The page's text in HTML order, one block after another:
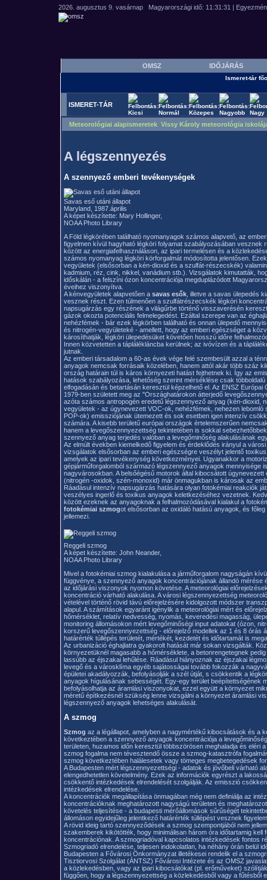
OMSZ IDŐJÁRÁS
Ismeret-tár
ISMERET-TÁR
Meteorológiai alapismeretek Vissy Károly meteorológia
A légszennyezés
A szennyező emberi tevékenységek
Savas eső utáni állapot
Maryland, 1987.április
A képet készítette: Mary Hollinger,
NOAA Photo Library
A Föld légkörében található nyomanyagok számos alapvető, az
figyelmen kívül hagyható légköri folyamat szabályozásában vesznek
között az energiafelhasználáson, az ipari termelésen és a
számos nyomanyag légköri körforgalmát módosította jelentősen.
vegyületek (elsősorban a kén-dioxid és a szulfát-részecskék)
kadmium, réz, cink, nikkel, vanádium stb.). Vizsgálatok kimutatták,
időskálán - a felszíni ózon koncentrációja megduplázódott
éveihez viszonyítva.
A kénvegyületek alapvetően a savas esők, illetve a savas ülepedés
vesznek részt. Ezen túlmenően a szulfátrészecskék légköri
napsugárzás egy részének a világűrbe történő visszaverésén
gázok okozta potenciális felmelegedést. Ezáltal szerepe van az
nehézfémek - bár ezek légkörben található és onnan ülepedő
és nitrogén-vegyületeké - amellett, hogy az emberi egészséget a
károsíthatják, légköri ülepedésüket követően hosszú időre
Innen közvetetten a táplálékláncba kerülnek; az ivóvízen és a
jutnak.
Az emberi társadalom a 60-as évek vége felé szembesült azzal a
anyagok nemcsak forrásaik közelében, hanem attól akár több száz
ország határain túl is káros környezeti hatást fejthetnek ki. Így az
hatások szabályozása, lehetőség szerint mérséklése csak
elfogadásán és betartásán keresztül képzelhető el. Az ENSZ Európai
1979-ben született meg az "Országhatárokon átterjedő
azóta számos antropogén eredetű légszennyező anyag (kén-dioxid,
vegyületek - az úgynevezett VOC-ok, nehézfémek, nehezen
POP-ok) emissziójának ütemezett és sok esetben igen intenzív
számára. A kisebb területű európai országok értelemszerűen
hanem a levegőszennyezettség tekintetében is sokkal
szennyező anyag terjedés valóban a levegőminőség alakulásának
Az elmúlt években kiemelkedő figyelem és érdeklődés irányul a
vizsgálatok elsősorban az emberi egészségre veszélyt jelentő
amelyek az ipari tevékenység következményei. Ugyanakkor a
gépjárműforgalomból származó légszennyező anyagok mennyisége
nagyvárosokban. A belsőégésű motorok által kibocsátott
(nitrogén -oxidok, szén-monoxid) már önmagukban is károsak az
Ráadásul intenzív napsugárzás hatására olyan fotokémiai reakciók
veszélyes ingerlő és toxikus anyagok keletkezéséhez vezetnek.
között ezeknek az anyagoknak a felhalmozódásával kialakul a
fotokémiai szmogot elsősorban az oxidáló hatású anyagok, és
jellemezi.
Reggeli szmog
A képet készítette: John Neander,
NOAA Photo Library
Mivel a fotokémiai szmog kialakulása a járműforgalom nagyságán
függvénye, a szennyező anyagok koncentrációjának állandó mérése
az időjárási viszonyok nyomon követése. A meteorológiai
koncentráció várható alakulása. A városi légszennyezettség
vételével történő rövid távú előrejelzésére kidolgozott módszer
alapul. A számítások egyaránt igénylik a meteorológiai mért és
hőmérséklet, relatív nedvesség, nyomás, keveredési magasság,
monitoring állomásokon mért levegőminőségi input adatokat (ózon,
korszerű levegőszennyezettség - előrejelző modellek az 1 és 8 órás
határérték túllépés területét, mértékét, kezdetét és időtartamát is
Az urbanizáció éghajlatra gyakorolt hatását már sokan vizsgálták.
környezetüknél magasabb a hőmérséklete, a betonrengetegnek
lassúbb az éjszakai lehűlése. Ráadásul hiányoznak az éjszakai
levegő és a városklíma egyéb sajátosságai tovább fokozzák a
épületei akadályozzák, befolyásolják a szél útját, s csökkentik a
anyagok hígulásának sebességét. Egy-egy terület beépítettségének
befolyásolhatja az áramlási viszonyokat, ezzel együtt a környezet
méretű építkezésnél szükség lenne vizsgálni a környezet áramlási
légszennyező anyagok lehetséges alakulását.
A szmog
Szmog az a légállapot, amelyben a nagymértékű kibocsátások és a
következtében a szennyező anyagok koncentrációja a
területen, huzamos időn keresztül többszörösen meghaladja és eléri a
szmog fogalma nem tévesztendő össze a szmog-katasztrófa
szmog következtében halálesetek vagy tömeges megbetegedések
A Budapesten mért légszennyezettségi - adatok és jövőbeli várható
elengedhetetlen követelmény. Ezek az információk egyrészt a
csökkentő intézkedések elrendelését szolgálják. Az emisszió
intézkedések elrendelése.
A koncentrációk megállapítása önmagában még nem definiálja az
koncentrációknak meghatározott nagyságú területen és
követelés teljesítése - a budapesti mérőállomások sűrűségét
állomáson egyidejűleg jelentkező határérték túllépést vesznek
A rövid ideig tartó szennyeződések a szmog szempontjából nem
szakemberek kikötötték, hogy minimálisan három óra időtartamig kell
koncentrációnak. A szmogriadóval kapcsolatos intézkedések fontos
Szmogriadó elrendelése, teljesen indokolatlan, ha néhány órán belül
Budapesten a Fővárosi Önkormányzat illetékesei rendelik el a
Tisztiorvosi Szolgálat (ÁNTSZ) Fővárosi Intézete és az OMSZ
a közlekedésben, vagy az ipari kibocsátókat (pl. erőműveket)
függően, hogy a légszennyezettség a közlekedésből vagy a fűtésből